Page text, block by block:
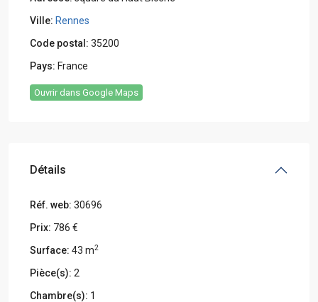
Ville: Rennes
Code postal: 35200
Pays: France
Ouvrir dans Google Maps
Détails
Réf. web: 30696
Prix: 786 €
Surface: 43 m2
Pièce(s): 2
Chambre(s): 1